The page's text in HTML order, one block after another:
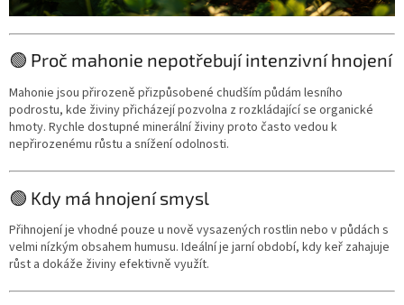
🟢 Proč mahonie nepotřebují intenzivní hnojení
Mahonie jsou přirozeně přizpůsobené chudším půdám lesního
podrostu, kde živiny přicházejí pozvolna z rozkládající se organické
hmoty. Rychle dostupné minerální živiny proto často vedou k
nepřirozenému růstu a snížení odolnosti.
🟢 Kdy má hnojení smysl
Přihnojení je vhodné pouze u nově vysazených rostlin nebo v půdách s
velmi nízkým obsahem humusu. Ideální je jarní období, kdy keř zahajuje
růst a dokáže živiny efektivně využít.